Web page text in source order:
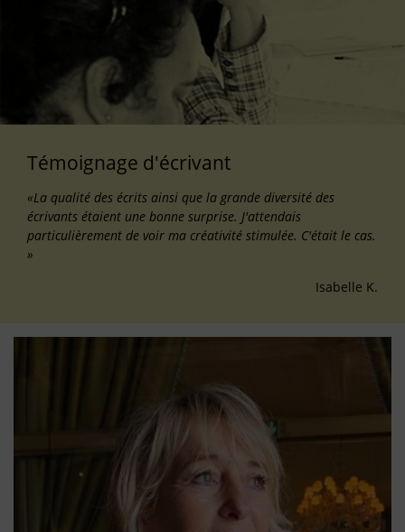
Témoignage d'écrivant
«La qualité des écrits ainsi que la grande diversité des
écrivants étaient une bonne surprise. J'attendais
particulièrement de voir ma créativité stimulée. C'était le cas.
»
Isabelle K.